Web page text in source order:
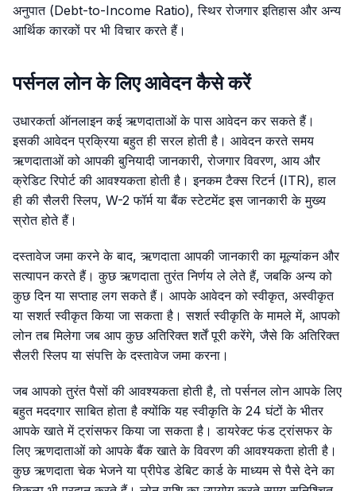
अनुपात (Debt-to-Income Ratio), स्थिर रोजगार इतिहास और अन्य
आर्थिक कारकों पर भी विचार करते हैं।
पर्सनल लोन के लिए आवेदन कैसे करें
उधारकर्ता ऑनलाइन कई ऋणदाताओं के पास आवेदन कर सकते हैं।
इसकी आवेदन प्रक्रिया बहुत ही सरल होती है। आवेदन करते समय
ऋणदाताओं को आपकी बुनियादी जानकारी, रोजगार विवरण, आय और
क्रेडिट रिपोर्ट की आवश्यकता होती है। इनकम टैक्स रिटर्न (ITR), हाल
ही की सैलरी स्लिप, W-2 फॉर्म या बैंक स्टेटमेंट इस जानकारी के मुख्य
स्रोत होते हैं।
दस्तावेज जमा करने के बाद, ऋणदाता आपकी जानकारी का मूल्यांकन और
सत्यापन करते हैं। कुछ ऋणदाता तुरंत निर्णय ले लेते हैं, जबकि अन्य को
कुछ दिन या सप्ताह लग सकते हैं। आपके आवेदन को स्वीकृत, अस्वीकृत
या सशर्त स्वीकृत किया जा सकता है। सशर्त स्वीकृति के मामले में, आपको
लोन तब मिलेगा जब आप कुछ अतिरिक्त शर्तें पूरी करेंगे, जैसे कि अतिरिक्त
सैलरी स्लिप या संपत्ति के दस्तावेज जमा करना।
जब आपको तुरंत पैसों की आवश्यकता होती है, तो पर्सनल लोन आपके लिए
बहुत मददगार साबित होता है क्योंकि यह स्वीकृति के 24 घंटों के भीतर
आपके खाते में ट्रांसफर किया जा सकता है। डायरेक्ट फंड ट्रांसफर के
लिए ऋणदाताओं को आपके बैंक खाते के विवरण की आवश्यकता होती है।
कुछ ऋणदाता चेक भेजने या प्रीपेड डेबिट कार्ड के माध्यम से पैसे देने का